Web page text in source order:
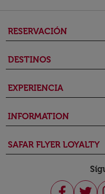
RESERVACIÓN
DESTINOS
EXPERIENCIA
INFORMATION
SAFAR FLYER LOYALTY